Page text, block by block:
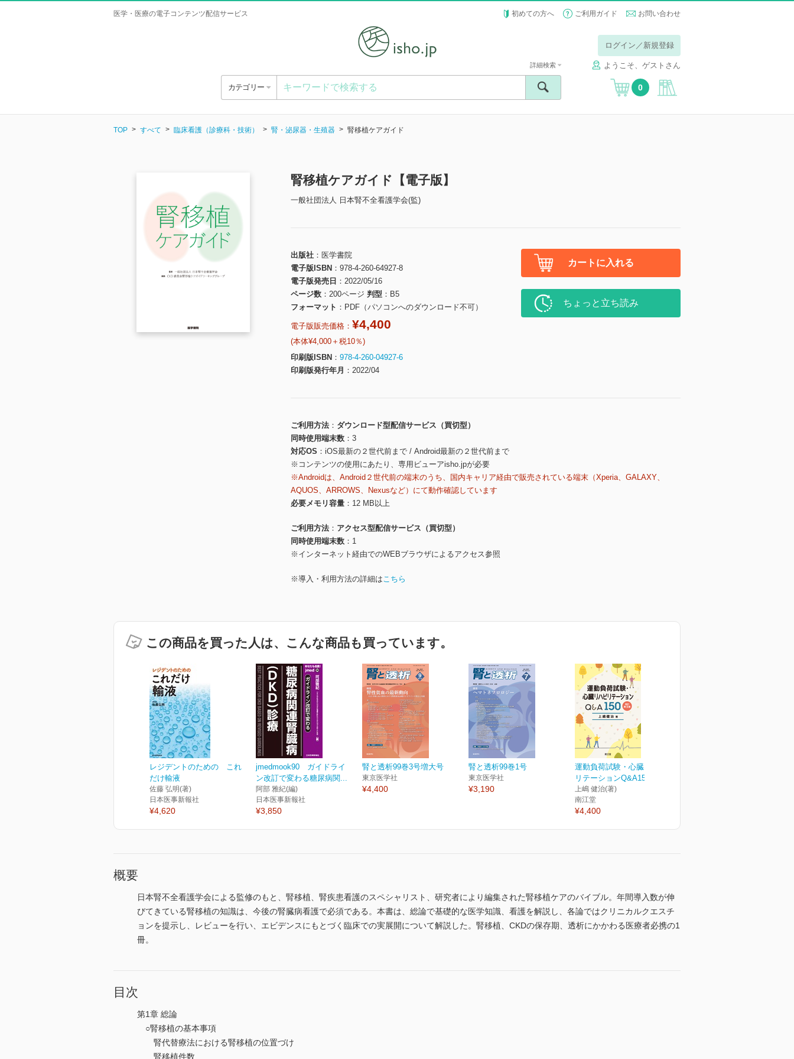
医学・医療の電子コンテンツ配信サービス 初めての方へ ご利用ガイド お問い合わせ
ログイン／新規登録
ようこそ、ゲストさん
カテゴリー
詳細検索
0
TOP すべて 臨床看護（診療科・技術） 腎・泌尿器・生殖器 腎移植ケアガイド
腎移植ケアガイド【電子版】
一般社団法人 日本腎不全看護学会(監)
出版社
医学書院
電子版ISBN
978-4-260-64927-8
電子版発売日
2022/05/16
ページ数
200ページ 判型
B5
フォーマット
PDF（パソコンへのダウンロード不可）
電子版販売価格： ¥4,400
(本体¥4,000＋税10％)
印刷版ISBN
978-4-260-04927-6
印刷版発行年月
2022/04
カートに入れる
ちょっと立ち読み
ご利用方法
ダウンロード型配信サービス（買切型）
同時使用端末数
3
対応OS
iOS最新の２世代前まで / Android最新の２世代前まで
※コンテンツの使用にあたり、専用ビューアisho.jpが必要
※Androidは、Android２世代前の端末のうち、国内キャリア経由で販売されている端末（Xperia、GALAXY、
AQUOS、ARROWS、Nexusなど）にて動作確認しています
必要メモリ容量
12 MB以上
ご利用方法
アクセス型配信サービス（買切型）
同時使用端末数
1
※インターネット経由でのWEBブラウザによるアクセス参照
※導入・利用方法の詳細はこちら
この商品を買った人は、こんな商品も買っています。
レジデントのための これ
だけ輸液
佐藤 弘明(著)
日本医事新報社
¥4,620
jmedmook90 ガイドライ
ン改訂で変わる糖尿病関...
阿部 雅紀(編)
日本医事新報社
¥3,850
腎と透析99巻3号増大号
東京医学社
¥4,400
腎と透析99巻1号
東京医学社
¥3,190
運動負荷試験・心臓リハビ
リテーションQ&A150 改...
上嶋 健治(著)
南江堂
¥4,400
概要
日本腎不全看護学会による監修のもと、腎移植、腎疾患看護のスペシャリスト、研究者により編集された腎移植ケアのバイブル。年間導入数が伸
びてきている腎移植の知識は、今後の腎臓病看護で必須である。本書は、総論で基礎的な医学知識、看護を解説し、各論ではクリニカルクエスチ
ョンを提示し、レビューを行い、エビデンスにもとづく臨床での実展開について解説した。腎移植、CKDの保存期、透析にかかわる医療者必携の1
冊。
目次
第1章 総論
○腎移植の基本事項
腎代替療法における腎移植の位置づけ
腎移植件数